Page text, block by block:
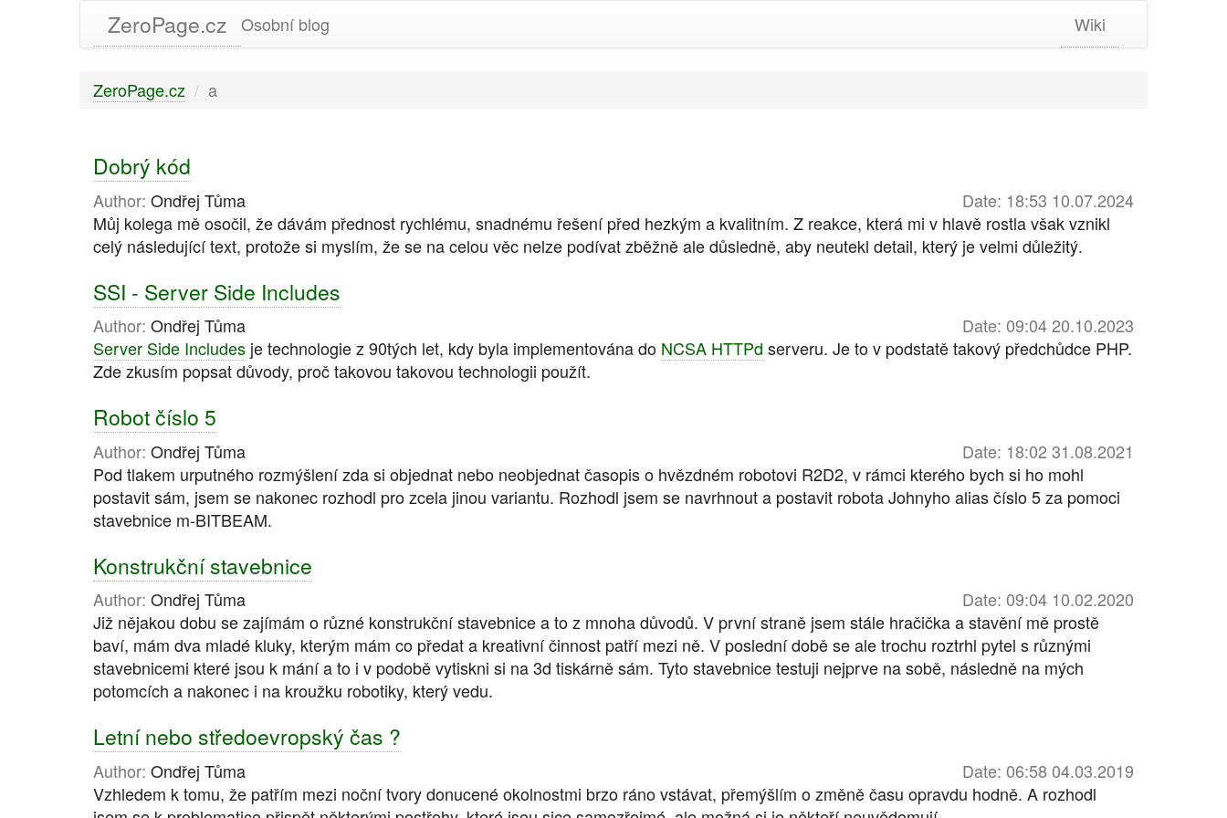
ZeroPage.cz Osobní blog Wiki
ZeroPage.cz a
Dobrý kód
Author: Ondřej Tůma
Date: 18:53 10.07.2024
Můj kolega mě osočil, že dávám přednost rychlému, snadnému řešení před hezkým a kvalitním. Z reakce, která mi v hlavě rostla však vznikl
celý následující text, protože si myslím, že se na celou věc nelze podívat zběžně ale důsledně, aby neutekl detail, který je velmi důležitý.
SSI - Server Side Includes
Author: Ondřej Tůma
Date: 09:04 20.10.2023
Server Side Includes je technologie z 90tých let, kdy byla implementována do NCSA HTTPd serveru. Je to v podstatě takový předchůdce PHP.
Zde zkusím popsat důvody, proč takovou takovou technologii použít.
Robot číslo 5
Author: Ondřej Tůma
Date: 18:02 31.08.2021
Pod tlakem urputného rozmýšlení zda si objednat nebo neobjednat časopis o hvězdném robotovi R2D2, v rámci kterého bych si ho mohl
postavit sám, jsem se nakonec rozhodl pro zcela jinou variantu. Rozhodl jsem se navrhnout a postavit robota Johnyho alias číslo 5 za pomoci
stavebnice m-BITBEAM.
Konstrukční stavebnice
Author: Ondřej Tůma
Date: 09:04 10.02.2020
Již nějakou dobu se zajímám o různé konstrukční stavebnice a to z mnoha důvodů. V první straně jsem stále hračička a stavění mě prostě
baví, mám dva mladé kluky, kterým mám co předat a kreativní činnost patří mezi ně. V poslední době se ale trochu roztrhl pytel s různými
stavebnicemi které jsou k mání a to i v podobě vytiskni si na 3d tiskárně sám. Tyto stavebnice testuji nejprve na sobě, následně na mých
potomcích a nakonec i na kroužku robotiky, který vedu.
Letní nebo středoevropský čas ?
Author: Ondřej Tůma
Date: 06:58 04.03.2019
Vzhledem k tomu, že patřím mezi noční tvory donucené okolnostmi brzo ráno vstávat, přemýšlím o změně času opravdu hodně. A rozhodl